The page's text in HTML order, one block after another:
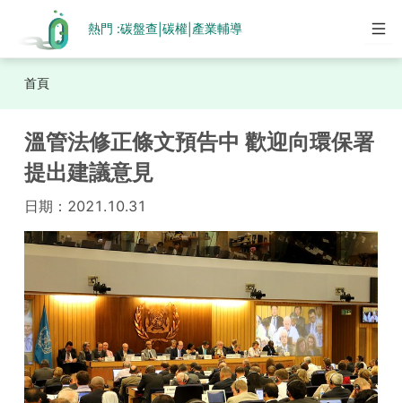
熱門 :碳盤查 碳權| 產業輔導
首頁
溫管法修正條文預告中 歡迎向環保署
提出建議意見
日期： 2021.10.31